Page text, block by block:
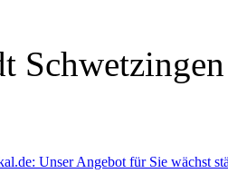
Schwetzingen